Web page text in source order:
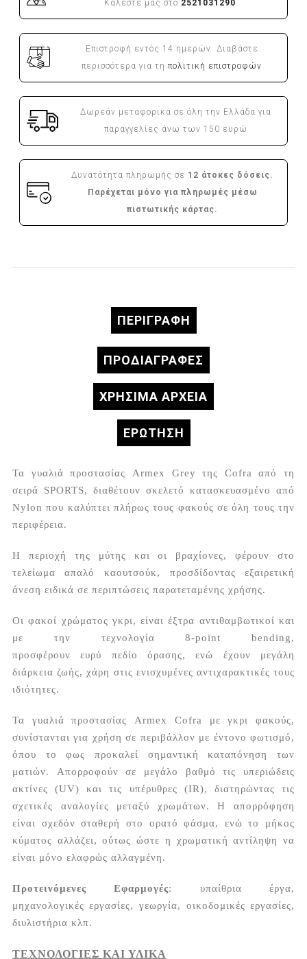
Καλέστε μας στο 2521031290
Επιστροφή εντός 14 ημερών. Διαβάστε
περισσότερα για τηπολιτική επιστροφών
Δωρεάν μεταφορικά σε όλη την Ελλάδα για
παραγγελίες άνω των 150 ευρώ
Δυνατότητα πληρωμής σε 12 άτοκες δόσεις.
Παρέχεται μόνο για πληρωμές μέσω
πιστωτικής κάρτας.
ΠΕΡΙΓΡΑΦΉ
ΠΡΟΔΙΑΓΡΑΦΈΣ
ΧΡΗΣΙΜΑ ΑΡΧΕΙΑ
ΕΡΏΤΗΣΗ
Τα γυαλιά προστασίας Armex Grey της Cofra από τη
σειρά SPORTS, διαθέτουν σκελετό κατασκευασμένο από
Nylon που καλύπτει πλήρως τους φακούς σε όλη τους την
περιφέρεια.
Η περιοχή της μύτης και οι βραχίονες, φέρουν στο
τελείωμα απαλό καουτσούκ, προσδίδοντας εξαιρετική
άνεση ειδικά σε περιπτώσεις παρατεταμένης χρήσης.
Οι φακοί χρώματος γκρι, είναι έξτρα αντιθαμβωτικοί και
με την τεχνολογία 8-point bending,
προσφέρουν ευρύ πεδίο όρασης, ενώ έχουν μεγάλη
διάρκεια ζωής, χάρη στις ενισχυμένες αντιχαρακτικές τους
ιδιότητες.
Τα γυαλιά προστασίας Armex Cofra με γκρι φακούς,
συνίστανται για χρήση σε περιβάλλον με έντονο φωτισμό,
όπου το φως προκαλεί σημαντική καταπόνηση των
ματιών. Απορροφούν σε μεγάλο βαθμό τις υπεριώδεις
ακτίνες (UV) και τις υπέρυθρες (IR), διατηρώντας τις
σχετικές αναλογίες μεταξύ χρωμάτων. Η απορρόφηση
είναι σχεδόν σταθερή στο ορατό φάσμα, ενώ το μήκος
κύματος αλλάζει, ούτως ώστε η χρωματική αντίληψη να
είναι μόνο ελαφρώς αλλαγμένη.
Προτεινόμενες Εφαρμογές: υπαίθρια έργα,
μηχανολογικές εργασίες, γεωργία, οικοδομικές εργασίες,
διυλιστήρια κλπ.
ΤΕΧΝΟΛΟΓΙΕΣ ΚΑΙ ΥΛΙΚΑ